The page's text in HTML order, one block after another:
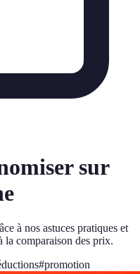
sur
à nos astuces pratiques et
la comparaison des prix.
#promotion